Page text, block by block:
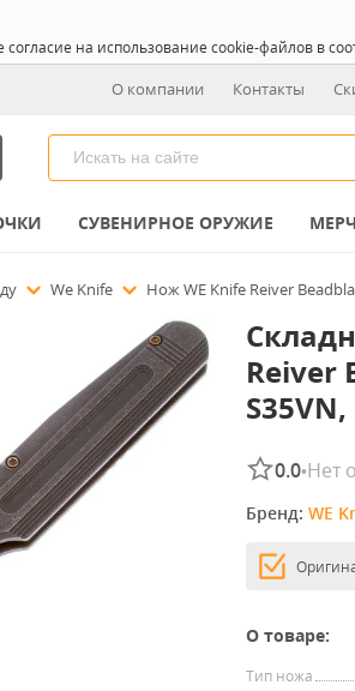
на использование cookie-файлов в
О компании Контакты
СУВЕНИРНОЕ ОРУЖИЕ МЕРЧ
We Knife Нож WE Knife Reiver
Reiver
0.0•Нет
Бренд: WE
О товаре:
Тип ножа